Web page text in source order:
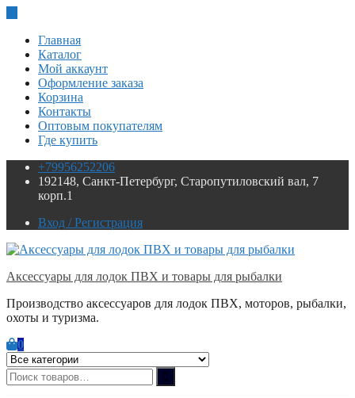
contentГлавная
Каталог
Мой аккаунт
Оформление заказа
Корзина
Контакты
Оптовым покупателям
Где купить
+79956252206
192148, Санкт-Петербург, Старопутиловский вал, 7
корп.1
Вход / Регистрация
Аксессуары для лодок ПВХ и товары для рыбалки
Производство аксессуаров для лодок ПВХ, моторов, рыбалки,
охоты и туризма.
0